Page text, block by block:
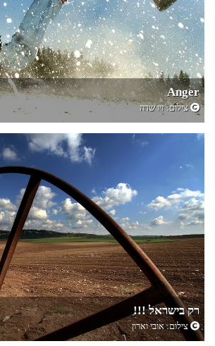
Anger
צילום:זיו שדה
רק בישראל !!!
צילום:אובי וארון